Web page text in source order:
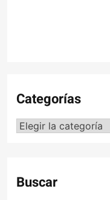
Categorías
Categorías
Buscar